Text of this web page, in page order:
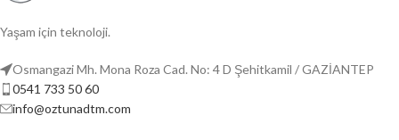
Yaşam için teknoloji.
Osmangazi Mh. Mona Roza Cad. No: 4 D Şehitkamil / GAZİANTEP
0541 733 50 60
info@oztunadtm.com